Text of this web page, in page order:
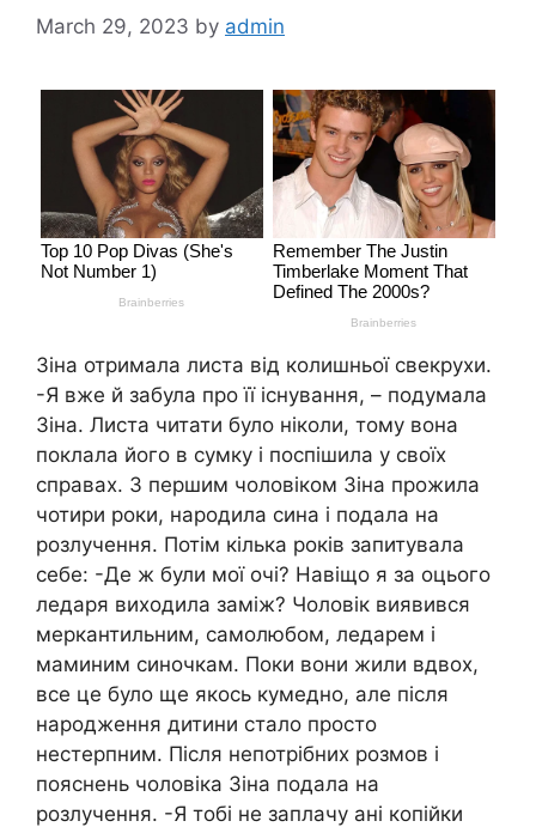
March 29, 2023 by admin
Зіна отримала листа від колишньої свекрухи.
-Я вже й забула про її існування, – подумала
Зіна. Листа читати було ніколи, тому вона
поклала його в сумку і поспішила у своїх
справах. З першим чоловіком Зіна прожила
чотири роки, народила сина і подала на
розлучення. Потім кілька років запитувала
себе: -Де ж були мої очі? Навіщо я за оцього
ледаря виходила заміж? Чоловік виявився
меркантильним, самолюбом, ледарем і
маминим синочкам. Поки вони жили вдвох,
все це було ще якось кумедно, але після
народження дитини стало просто
нестерпним. Після непотрібних розмов і
пояснень чоловіка Зіна подала на
розлучення. -Я тобі не заплачу ані копійки